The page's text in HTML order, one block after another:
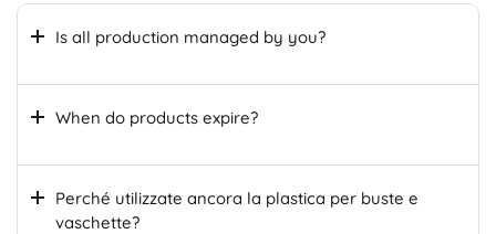
Is all production managed by you?
When do products expire?
Perché utilizzate ancora la plastica per buste e
vaschette?